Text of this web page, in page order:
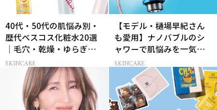
40代・50代の肌悩み別・
歴代ベスコス化粧水20選
｜毛穴・乾燥・ゆらぎな
ど
SKINCARE
【モデル・樋場早紀さん
も愛用】ナノバブルのシ
ャワーで肌悩みを一気に
解決
SKINCARE